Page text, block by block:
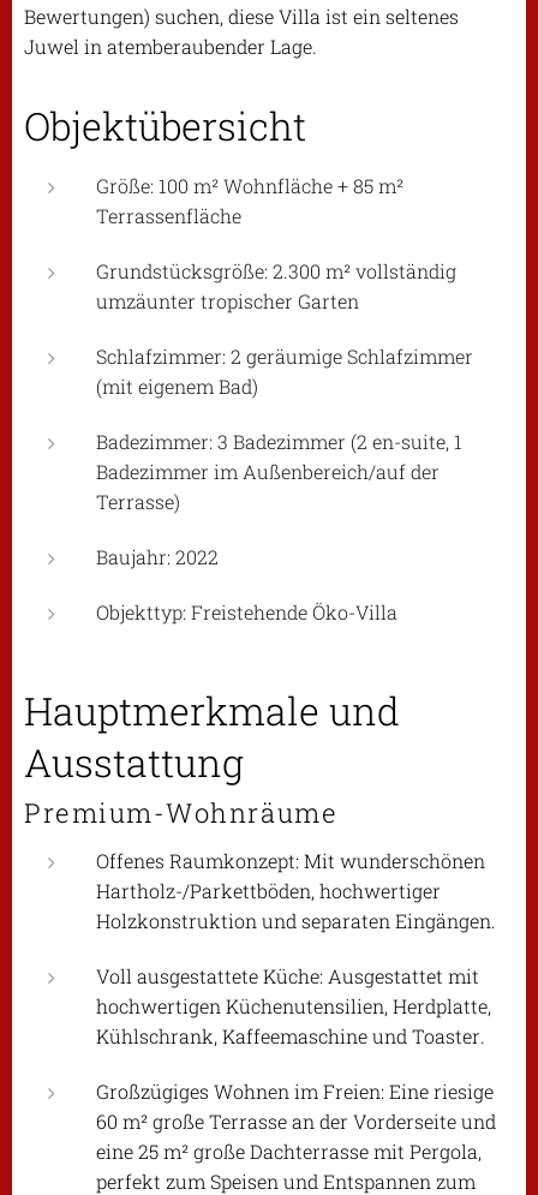
Bewertungen) suchen, diese Villa ist ein seltenes
Juwel in atemberaubender Lage.
Objektübersicht
Größe: 100 m² Wohnfläche + 85 m²
Terrassenfläche
Grundstücksgröße: 2.300 m² vollständig
umzäunter tropischer Garten
Schlafzimmer: 2 geräumige Schlafzimmer
(mit eigenem Bad)
Badezimmer: 3 Badezimmer (2 en-suite, 1
Badezimmer im Außenbereich/auf der
Terrasse)
Baujahr: 2022
Objekttyp: Freistehende Öko-Villa
Hauptmerkmale und
Ausstattung
Premium-Wohnräume
Offenes Raumkonzept: Mit wunderschönen
Hartholz-/Parkettböden, hochwertiger
Holzkonstruktion und separaten Eingängen.
Voll ausgestattete Küche: Ausgestattet mit
hochwertigen Küchenutensilien, Herdplatte,
Kühlschrank, Kaffeemaschine und Toaster.
Großzügiges Wohnen im Freien: Eine riesige
60 m² große Terrasse an der Vorderseite und
eine 25 m² große Dachterrasse mit Pergola,
perfekt zum Speisen und Entspannen zum